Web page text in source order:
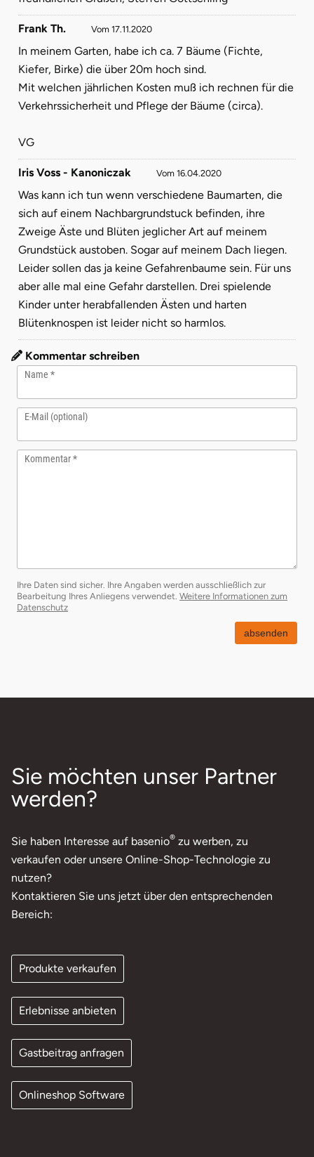
Frank Th. Vom 17.11.2020
In meinem Garten, habe ich ca. 7 Bäume (Fichte,
Kiefer, Birke) die über 20m hoch sind.
Mit welchen jährlichen Kosten muß ich rechnen für die
Verkehrssicherheit und Pflege der Bäume (circa).
VG
Iris Voss - Kanoniczak Vom 16.04.2020
Was kann ich tun wenn verschiedene Baumarten, die
sich auf einem Nachbargrundstuck befinden, ihre
Zweige Äste und Blüten jeglicher Art auf meinem
Grundstück austoben. Sogar auf meinem Dach liegen.
Leider sollen das ja keine Gefahrenbaume sein. Für uns
aber alle mal eine Gefahr darstellen. Drei spielende
Kinder unter herabfallenden Ästen und harten
Blütenknospen ist leider nicht so harmlos.
Kommentar schreiben
Name
E-Mail (optional)
Kommentar
Ihre Daten sind sicher. Ihre Angaben werden ausschließlich zur
Bearbeitung Ihres Anliegens verwendet. Weitere Informationen zum
Datenschutzöffnet in neuem Fenster
absenden
Sie möchten unser Partner
werden?
Sie haben Interesse auf basenio® zu werben, zu
verkaufen oder unsere Online-Shop-Technologie zu
nutzen?
Kontaktieren Sie uns jetzt über den entsprechenden
Bereich:
Produkte verkaufen
Erlebnisse anbieten
Gastbeitrag anfragen
Onlineshop Software